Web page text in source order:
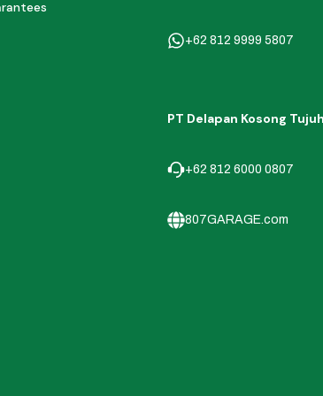
+62 812 9999 5807
PT Delapan Kosong
+62 812 6000 0807
807GARAGE.com